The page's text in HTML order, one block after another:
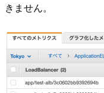
きません。